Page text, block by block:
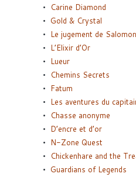
Carine Diamond
Gold & Crystal
Le jugement de Salomon
L’Elixir d’Or
Lueur
Chemins Secrets
Fatum
Les aventures du
Chasse anonyme
D’encre et d’or
N-Zone Quest
Chickenhare and the
Guardians of Legends